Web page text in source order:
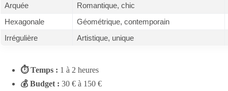
Arquée
Romantique, chic
Hexagonale
Géométrique, contemporain
Irrégulière
Artistique, unique
⏱ Temps : 1 à 2 heures
💰 Budget : 30 € à 150 €